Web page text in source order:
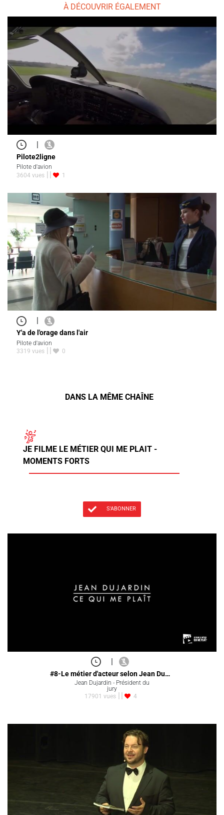
À DÉCOUVRIR ÉGALEMENT
|
Pilote2ligne
Pilote d'avion
3604 vues
1
|
Y'a de l'orage dans l'air
Pilote d'avion
3319 vues
0
DANS LA MÊME CHAÎNE
JE FILME LE MÉTIER QUI ME PLAIT -
MOMENTS FORTS
S'ABONNER
|
#8-Le métier d'acteur selon Jean Du…
Jean Dujardin - Président du
jury
17901 vues
4